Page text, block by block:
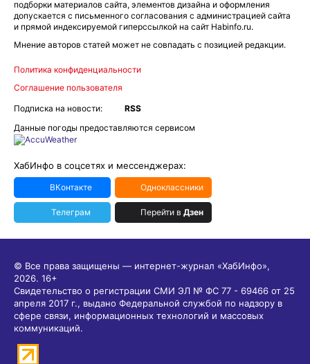
подборки материалов сайта, элементов дизайна и оформления
допускается с письменного согласования с администрацией сайта
и прямой индексируемой гиперссылкой на сайт Habinfo.ru.
Мнение авторов статей может не совпадать с позицией редакции.
Политика конфиденциальности
Соглашение пользователя
Подписка на новости:
RSS
Данные погоды предоставляются сервисом
ХабИнфо в соцсетях и мессенджерах:
ВКонтакте Одноклассники
Телеграм Перейти в Дзен
© Все права защищены — интернет-журнал «ХабИнфо»,
2026. 16+
Свидетельство о регистрации СМИ ЭЛ № ФС 77 - 69466 от 25
апреля 2017 г., выдано Федеральной службой по надзору в
сфере связи, информационных технологий и массовых
коммуникаций.